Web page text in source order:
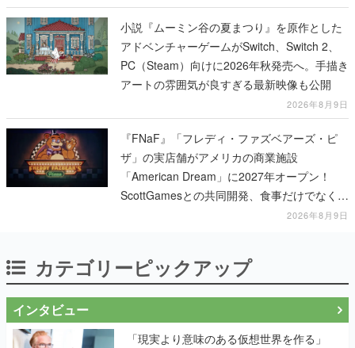
小説『ムーミン谷の夏まつり』を原作とした
アドベンチャーゲームがSwitch、Switch 2、
PC（Steam）向けに2026年秋発売へ。手描き
アートの雰囲気が良すぎる最新映像も公開
2026年8月9日
『FNaF』「フレディ・ファズベアーズ・ピ
ザ」の実店舗がアメリカの商業施設
「American Dream」に2027年オープン！
ScottGamesとの共同開発、食事だけでなくス
テージショーや没入型のホラー体験も楽しめ
2026年8月9日
カテゴリーピックアップ
インタビュー
「現実より意味のある仮想世界を作る」